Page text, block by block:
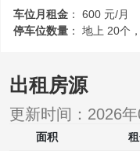
车位月租金 ： 600 元/月
停车位数量 ： 地上 20个
出租房源
更新时间： 2026
面积